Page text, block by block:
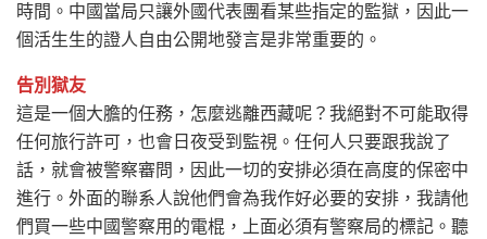
時間。中國當局只讓外國代表團看某些指定的監獄，因此一
個活生生的證人自由公開地發言是非常重要的。
告別獄友
這是一個大膽的任務，怎麼逃離西藏呢？我絕對不可能取得
任何旅行許可，也會日夜受到監視。任何人只要跟我說了
話，就會被警察審問，因此一切的安排必須在高度的保密中
進行。外面的聯系人說他們會為我作好必要的安排，我請他
們買一些中國警察用的電棍，上面必須有警察局的標記。聽